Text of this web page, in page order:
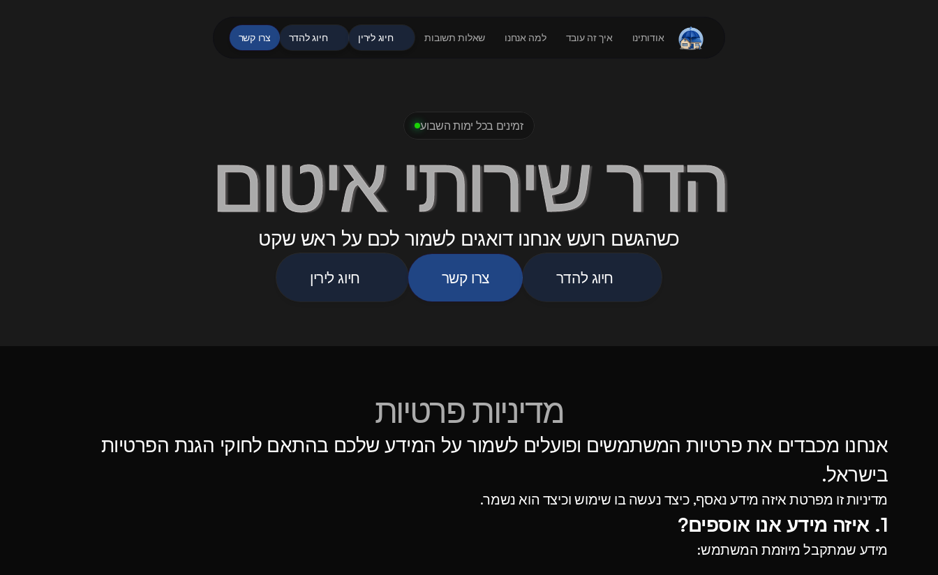
צרו קשר חיוג להדר חיוג לירין שאלות תשובות למה אנחנו איך זה עובד אודותינו
זמינים בכל ימות השבוע
הדר שירותי איטום
כשהגשם רועש אנחנו דואגים לשמור לכם על ראש שקט
חיוג לירין צרו קשר חיוג להדר
מדיניות פרטיות
אנחנו מכבדים את פרטיות המשתמשים ופועלים לשמור על המידע שלכם בהתאם לחוקי הגנת הפרטיות
בישראל.
מדיניות זו מפרטת איזה מידע נאסף, כיצד נעשה בו שימוש וכיצד הוא נשמר.
1. איזה מידע אנו אוספים?
מידע שמתקבל מיוזמת המשתמש: